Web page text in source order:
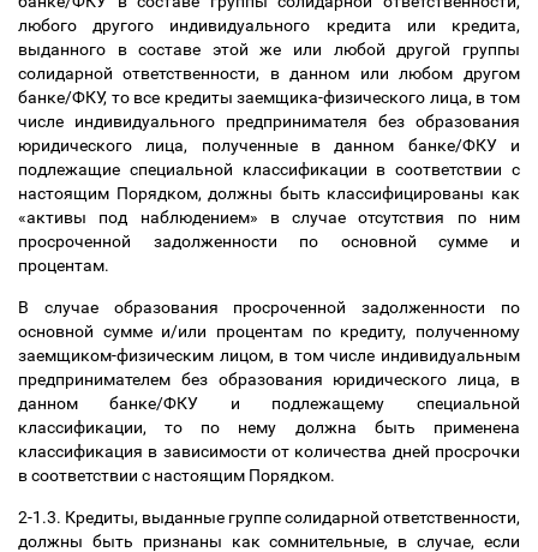
любого другого индивидуального кредита или кредита,
выданного в составе этой же или любой другой группы
солидарной ответственности, в данном или любом другом
банке/ФКУ, то все кредиты заемщика-физического лица, в том
числе индивидуального предпринимателя без образования
юридического лица, полученные в данном банке/ФКУ и
подлежащие специальной классификации в соответствии с
настоящим Порядком, должны быть классифицированы как
«активы под наблюдением» в случае отсутствия по ним
просроченной задолженности по основной сумме и
процентам.
В случае образования просроченной задолженности по
основной сумме и/или процентам по кредиту, полученному
заемщиком-физическим лицом, в том числе индивидуальным
предпринимателем без образования юридического лица, в
данном банке/ФКУ и подлежащему специальной
классификации, то по нему должна быть применена
классификация в зависимости от количества дней просрочки
в соответствии с настоящим Порядком.
2-1.3. Кредиты, выданные группе солидарной ответственности,
должны быть признаны как сомнительные, в случае, если